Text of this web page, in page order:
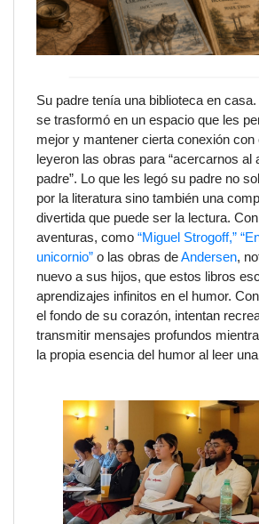
Su padre tenía una biblioteca en
se trasformó en un espacio que les
mejor y mantener cierta conexión con
leyeron las obras para “acercarnos al
padre”. Lo que les legó su padre no
por la literatura sino también una
divertida que puede ser la lectura.
aventuras, como “Miguel Strogoff,”
unicornio” o las obras deAndersen,
nuevo a sus hijos, que estos libros
aprendizajes infinitos en el humor.
el fondo de su corazón, intentan
transmitir mensajes profundos
la propia esencia del humor al leer